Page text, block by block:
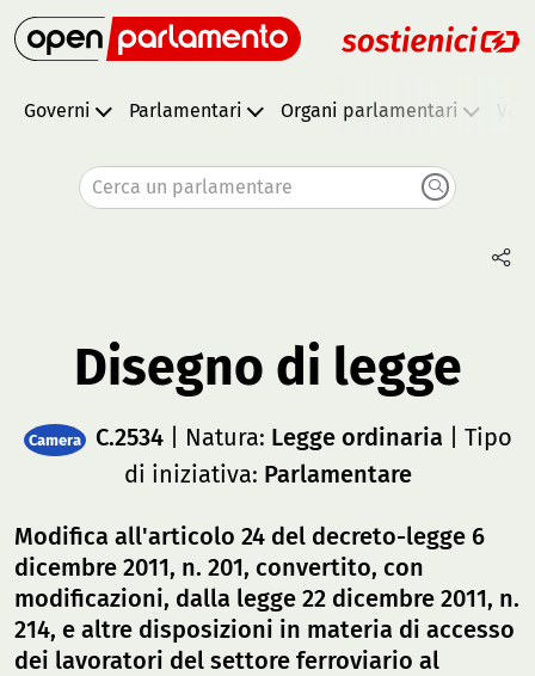
Governi Parlamentari Organi parlamentari
Cerca un parlamentare
Disegno di legge
Camera C.2534| Natura: Legge ordinaria | Tipo
di iniziativa: Parlamentare
Modifica all'articolo 24 del decreto-legge 6
dicembre 2011, n. 201, convertito, con
modificazioni, dalla legge 22 dicembre 2011, n.
214, e altre disposizioni in materia di accesso
dei lavoratori del settore ferroviario al